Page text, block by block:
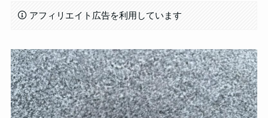
アフィリエイト広告を利用しています